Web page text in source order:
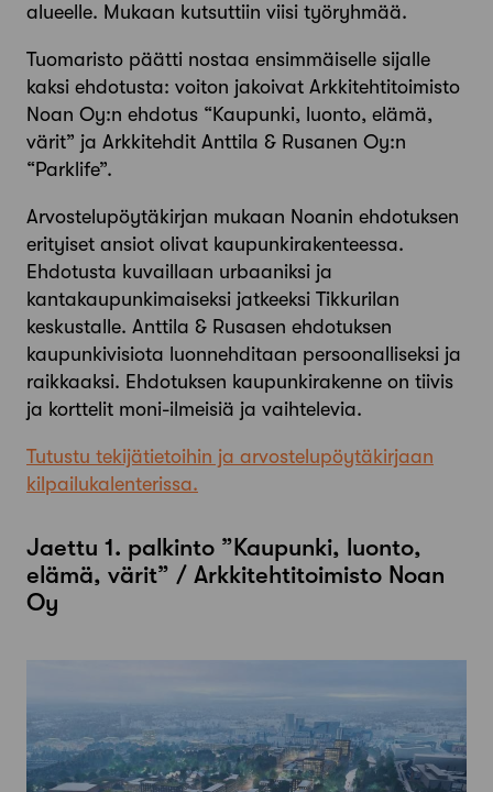
alueelle. Mukaan kutsuttiin viisi työryhmää.
Tuomaristo päätti nostaa ensimmäiselle sijalle
kaksi ehdotusta: voiton jakoivat Arkkitehtitoimisto
Noan Oy:n ehdotus “Kaupunki, luonto, elämä,
värit” ja Arkkitehdit Anttila & Rusanen Oy:n
“Parklife”.
Arvostelupöytäkirjan mukaan Noanin ehdotuksen
erityiset ansiot olivat kaupunkirakenteessa.
Ehdotusta kuvaillaan urbaaniksi ja
kantakaupunkimaiseksi jatkeeksi Tikkurilan
keskustalle. Anttila & Rusasen ehdotuksen
kaupunkivisiota luonnehditaan persoonalliseksi ja
raikkaaksi. Ehdotuksen kaupunkirakenne on tiivis
ja korttelit moni-ilmeisiä ja vaihtelevia.
Tutustu tekijätietoihin ja arvostelupöytäkirjaan
kilpailukalenterissa.
Jaettu 1. palkinto ”Kaupunki, luonto,
elämä, värit” / Arkkitehtitoimisto Noan
Oy